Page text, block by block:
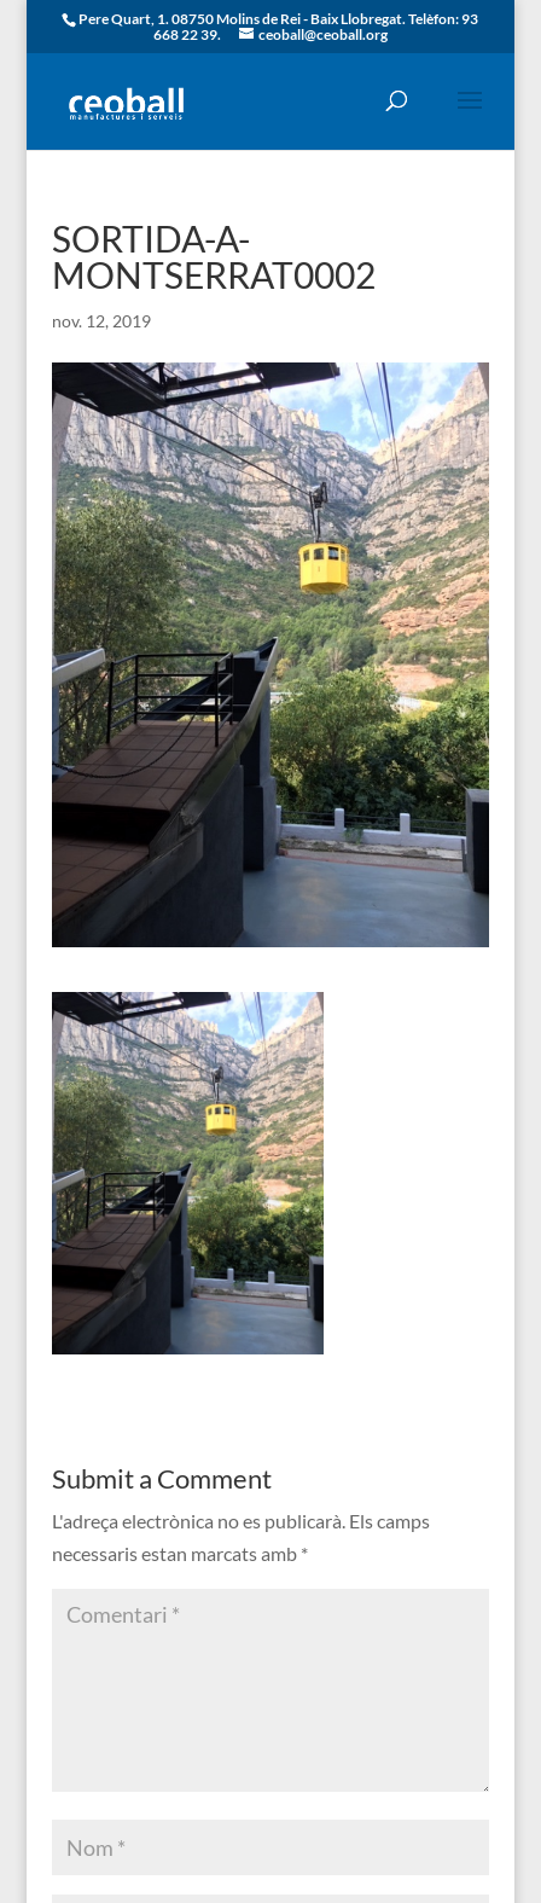
Pere Quart, 1. 08750 Molins de Rei - Baix Llobregat. Telèfon: 93
668 22 39.
ceoball@ceoball.org
SORTIDA-A-
MONTSERRAT0002
nov. 12, 2019
Submit a Comment
L'adreça electrònica no es publicarà. Els camps
necessaris estan marcats amb *